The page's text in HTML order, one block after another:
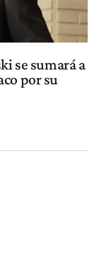
se sumará a
por su